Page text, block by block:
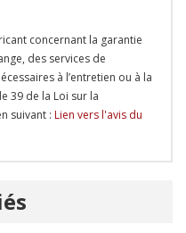
concernant la garantie
des services de
à l’entretien ou à la
39 de la Loi sur la
suivant : Lien vers l'avis du